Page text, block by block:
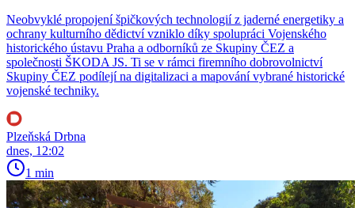
Neobvyklé propojení špičkových technologií z jaderné energetiky a
ochrany kulturního dědictví vzniklo díky spolupráci Vojenského
historického ústavu Praha a odborníků ze Skupiny ČEZ a
společnosti ŠKODA JS. Ti se v rámci firemního dobrovolnictví
Skupiny ČEZ podílejí na digitalizaci a mapování vybrané historické
vojenské techniky.
Plzeňská Drbna
dnes, 12:02
1 min